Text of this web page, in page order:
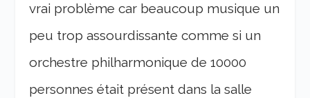
vrai problème car beaucoup musique un
peu trop assourdissante comme si un
orchestre philharmonique de 10000
personnes était présent dans la salle